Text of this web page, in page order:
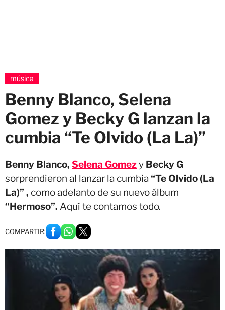
música
Benny Blanco, Selena
Gomez y Becky G lanzan la
cumbia “Te Olvido (La La)”
Benny Blanco, Selena Gomezy Becky G
sorprendieron al lanzar la cumbia “Te Olvido (La
La)” , como adelanto de su nuevo álbum
“Hermoso”. Aquí te contamos todo.
COMPARTIR: